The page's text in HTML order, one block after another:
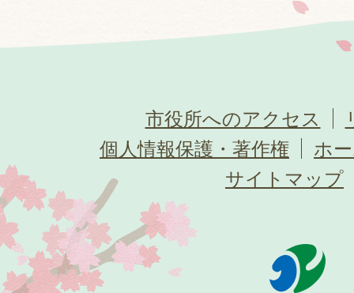
市役所へのアクセス
個人情報保護・著作権
ホ
サイトマップ